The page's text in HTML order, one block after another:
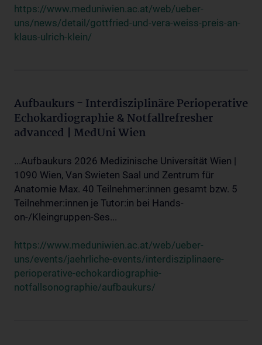
https://www.meduniwien.ac.at/web/ueber-
uns/news/detail/gottfried-und-vera-weiss-preis-an-
klaus-ulrich-klein/
Aufbaukurs - Interdisziplinäre Perioperative
Echokardiographie & Notfallrefresher
advanced | MedUni Wien
...Aufbaukurs 2026 Medizinische Universität Wien |
1090 Wien, Van Swieten Saal und Zentrum für
Anatomie Max. 40 Teilnehmer:innen gesamt bzw. 5
Teilnehmer:innen je Tutor:in bei Hands-
on-/Kleingruppen-Ses...
https://www.meduniwien.ac.at/web/ueber-
uns/events/jaehrliche-events/interdisziplinaere-
perioperative-echokardiographie-
notfallsonographie/aufbaukurs/